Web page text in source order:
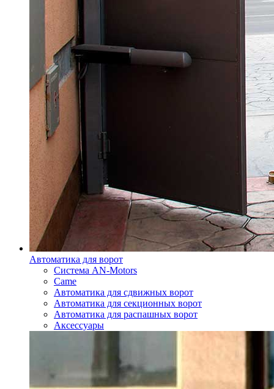
Автоматика для ворот
Система AN-Motors
Came
Автоматика для сдвижных ворот
Автоматика для секционных ворот
Автоматика для распашных ворот
Аксессуары